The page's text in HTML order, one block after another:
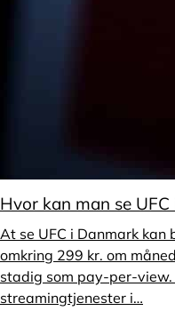
Hvor kan man se
At se UFC i Danmark
omkring 299 kr. om
stadig som pay-per-
streamingtjenester i…